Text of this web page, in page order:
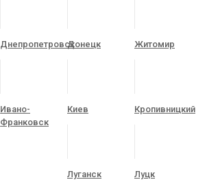
ДнепропетровскДонецк Житомир
Ивано-
Франковск
Киев Кропивницкий
Луганск Луцк